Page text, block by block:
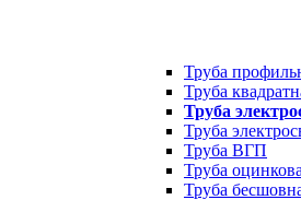
Труба
Труба
Труба
Труба
Труба ВГП
Труба
Труба